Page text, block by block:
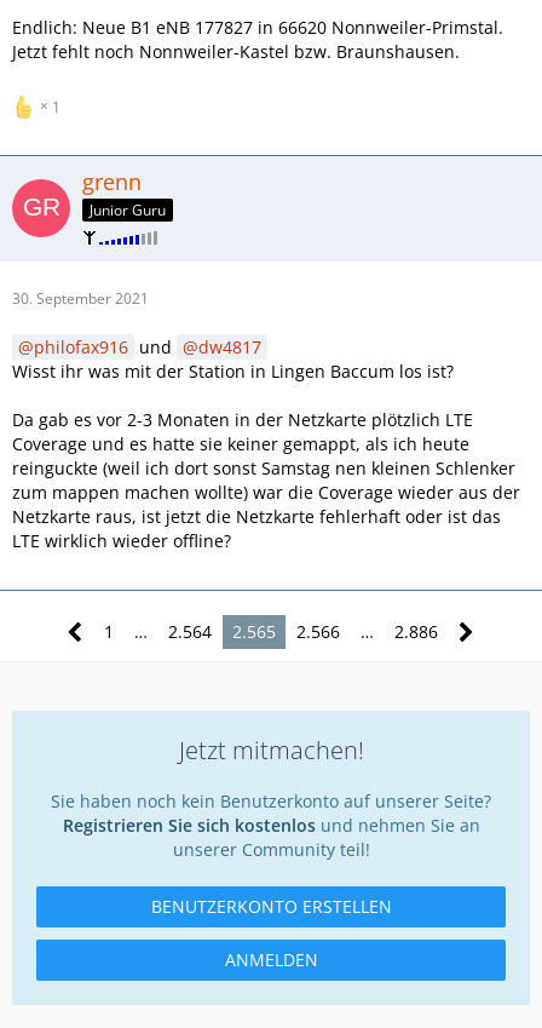
Endlich: Neue B1 eNB 177827 in 66620 Nonnweiler-Primstal.
Jetzt fehlt noch Nonnweiler-Kastel bzw. Braunshausen.
1
grenn
Junior Guru
30. September 2021
philofax916 und
dw4817
Wisst ihr was mit der Station in Lingen Baccum los ist?
Da gab es vor 2-3 Monaten in der Netzkarte plötzlich LTE
Coverage und es hatte sie keiner gemappt, als ich heute
reinguckte (weil ich dort sonst Samstag nen kleinen Schlenker
zum mappen machen wollte) war die Coverage wieder aus der
Netzkarte raus, ist jetzt die Netzkarte fehlerhaft oder ist das
LTE wirklich wieder offline?
1 … 2.564 2.565 2.566 … 2.886
Jetzt mitmachen!
Sie haben noch kein Benutzerkonto auf unserer Seite?
Registrieren Sie sich kostenlosund nehmen Sie an
unserer Community teil!
BENUTZERKONTO ERSTELLEN
ANMELDEN